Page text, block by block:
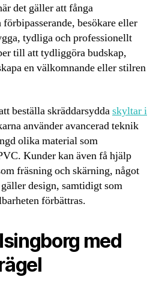
det gäller att fånga
besökare eller
tydliga och professionellt
till att tydliggöra budskap,
en välkomnande eller stilren
beställa skräddarsyddaskyltar i
använder avancerad teknik
olika material som
Kunder kan även få hjälp
fräsning och skärning, något
design, samtidigt som
förbättras.
med